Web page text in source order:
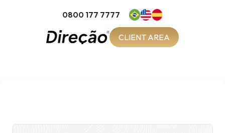
0800 177 7777
CLIENT AREA